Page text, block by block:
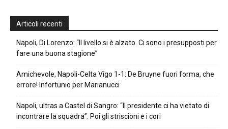
Articoli recenti
Napoli, Di Lorenzo: “Il livello si è alzato. Ci sono i presupposti per
fare una buona stagione”
Amichevole, Napoli-Celta Vigo 1-1: De Bruyne fuori forma, che
errore! Infortunio per Marianucci
Napoli, ultras a Castel di Sangro: “Il presidente ci ha vietato di
incontrare la squadra”. Poi gli striscioni e i cori